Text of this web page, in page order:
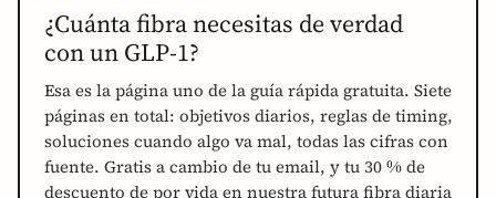
¿Cuánta fibra necesitas de verdad
con un GLP-1?
Esa es la página uno de la guía rápida gratuita. Siete
páginas en total: objetivos diarios, reglas de timing,
soluciones cuando algo va mal, todas las cifras con
fuente. Gratis a cambio de tu email, y tu 30 % de
descuento de por vida en nuestra futura fibra diaria